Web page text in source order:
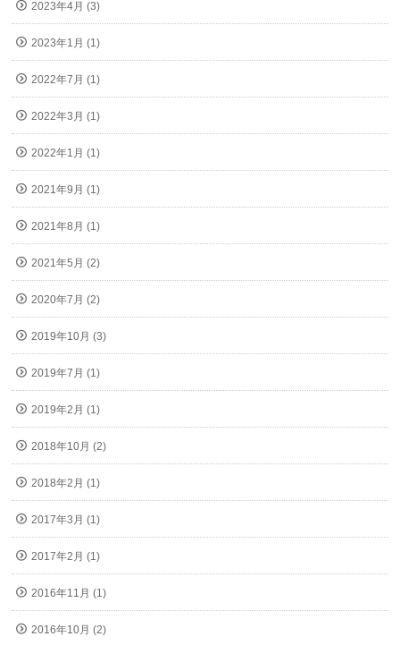
2023年4月 (3)
2023年1月 (1)
2022年7月 (1)
2022年3月 (1)
2022年1月 (1)
2021年9月 (1)
2021年8月 (1)
2021年5月 (2)
2020年7月 (2)
2019年10月 (3)
2019年7月 (1)
2019年2月 (1)
2018年10月 (2)
2018年2月 (1)
2017年3月 (1)
2017年2月 (1)
2016年11月 (1)
2016年10月 (2)